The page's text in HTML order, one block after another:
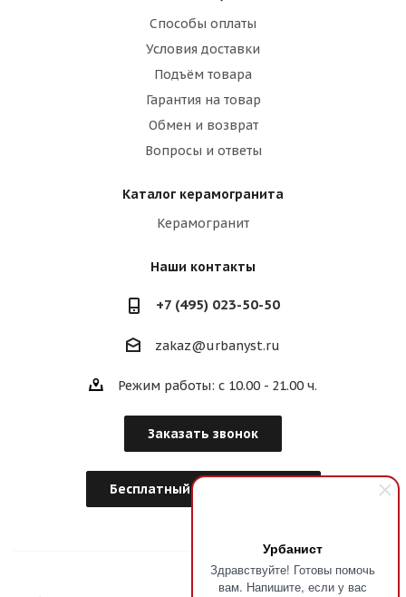
Урбанист
Здравствуйте! Готовы помочь
вам. Напишите, если у вас
Способы оплаты
Условия доставки
Подъём товара
Гарантия на товар
Обмен и возврат
Вопросы и ответы
Каталог керамогранита
Керамогранит
Наши контакты
+7 (495) 023-50-50
zakaz@urbanyst.ru
Режим работы: с 10.00 - 21.00 ч.
Заказать звонок
Бесплатный Дизайн-Проект